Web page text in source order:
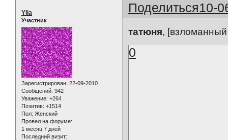
Поделиться10-
Ylia
Участник
Зарегистрирован: 22-09-2010
Сообщений: 942
Уважение: +264
Позитив: +1514
Пол: Женский
Провел на форуме:
1 месяц 7 дней
Последний визит:
татюня, [взломанный
0